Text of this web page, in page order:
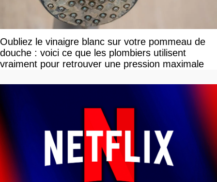
Oubliez le vinaigre blanc sur votre pommeau de
douche : voici ce que les plombiers utilisent
vraiment pour retrouver une pression maximale